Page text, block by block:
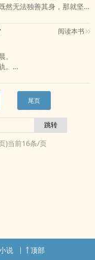
，你的一切，交给我来背
，眉梢轻挑，一脸戏谑。
，眸渡深情，神色严肃。
约约能够看到男人雄健的
嚷着要爬上她的床，却每
发的男人。
是散落的他与另外一个女
人，无限宠溺的甜文。
。
们总共才见过两次面吧！
却多解释了一句，“给我
才发现自己想多了。
别，这种事情还是自己来
薄桀傲嘴角忽地跳起一抹笑
似的。
始上手准备自力更生了。
贝！’，声音好大呢！”
西进来了？
一入V，入大家多多支
转载。特此公告！
然无法独善其身，那就坚
福！”——李书豪 阅读本书
真真的专泡她一个。“我
”
身体有点问题，结婚几年
咖，不能生。
”
，我也是才知道，这男的
前妻的鼻梁都给打断了，
尾页
)当前16条/页
说 顶部